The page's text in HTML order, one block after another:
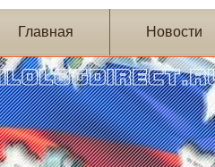
Главная Новости